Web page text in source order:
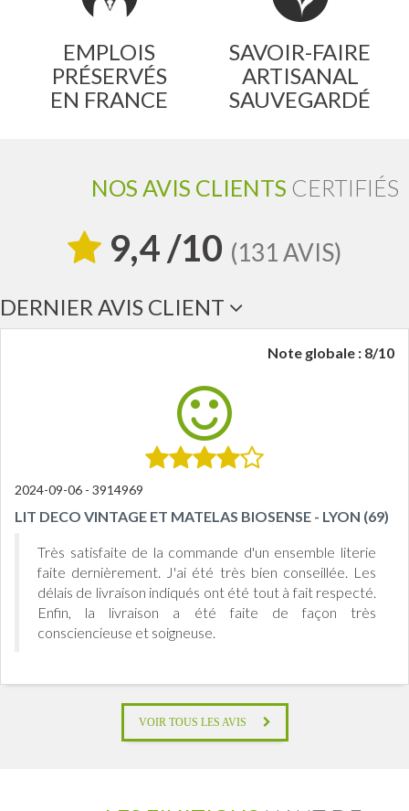
EMPLOIS
PRÉSERVÉS
EN FRANCE
SAVOIR-FAIRE
ARTISANAL
SAUVEGARDÉ
NOS AVIS CLIENTS CERTIFIÉS
9,4 /10 (131 AVIS)
DERNIER AVIS CLIENT
Note globale : 8/10
2024-09-06 - 3914969
LIT DECO VINTAGE ET MATELAS BIOSENSE - LYON (69)
Très satisfaite de la commande d'un ensemble literie
faite dernièrement. J'ai été très bien conseillée. Les
délais de livraison indiqués ont été tout à fait respecté.
Enfin, la livraison a été faite de façon très
consciencieuse et soigneuse.
VOIR TOUS LES AVIS